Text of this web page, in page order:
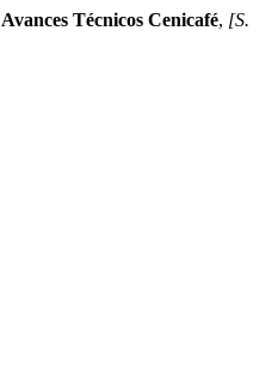
Avances Técnicos Cenicafé, [S.